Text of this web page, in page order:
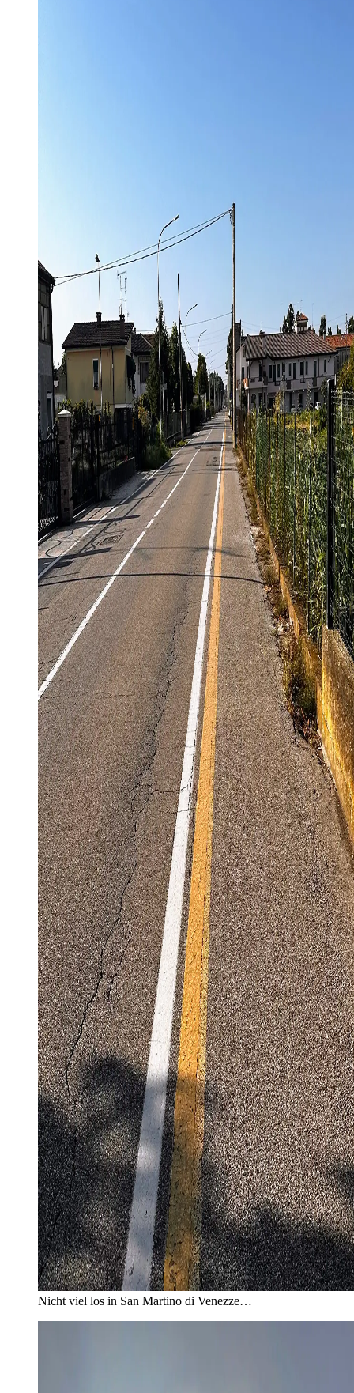
Nicht viel los in San Martino di Venezze…